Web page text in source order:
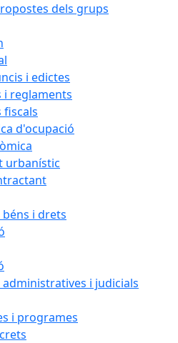
dels grups
i edictes
i reglaments
fiscals
d'ocupació
urbanístic
i drets
administratives i judicials
i programes